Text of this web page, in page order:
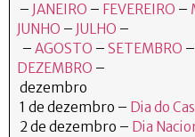
– JANEIRO – FEVEREIRO –
JUNHO – JULHO –
– AGOSTO – SETEMBRO –
DEZEMBRO –
dezembro
1 de dezembro – Dia do
2 de dezembro – Dia